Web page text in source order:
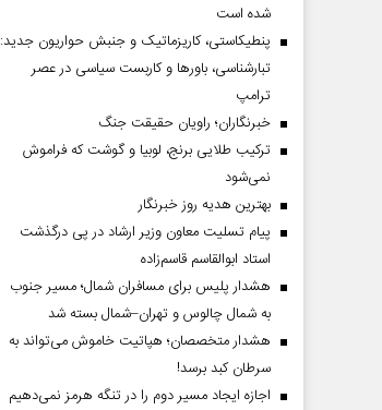
شده است
پنطیکاستی، کاریزماتیک و جنبش حواریون جدید:
تبارشناسی، باور‌ها و کاربست سیاسی در عصر
ترامپ
خبرنگاران؛ راویان حقیقت جنگ
ترکیب طلایی برنج، لوبیا و گوشت که فراموش
نمی‌شود
بهترین هدیه روز خبرنگار
پیام تسلیت معاون وزیر ارشاد در پی درگذشت
استاد ابوالقاسم قاسم‌زاده
هشدار پلیس برای مسافران شمال؛ مسیر جنوب
به شمال چالوس و تهران–شمال بسته شد
هشدار متخصصان؛ هپاتیت خاموش می‌تواند به
سرطان کبد برسد!
اجازه ایجاد مسیر دوم را در تنگه هرمز نمی‌دهیم